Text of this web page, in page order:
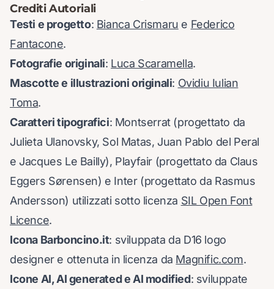
Crediti Autoriali
Testi e progetto: Bianca Crismaru e Federico
Fantacone.
Fotografie originali: Luca Scaramella.
Mascotte e illustrazioni originali: Ovidiu Iulian
Toma.
Caratteri tipografici: Montserrat (progettato da
Julieta Ulanovsky, Sol Matas, Juan Pablo del Peral
e Jacques Le Bailly), Playfair (progettato da Claus
Eggers Sørensen) e Inter (progettato da Rasmus
Andersson) utilizzati sotto licenza SIL Open Font
Licence.
Icona Barboncino.it: sviluppata da D16 logo
designer e ottenuta in licenza da Magnific.com.
Icone AI, AI generated e AI modified: sviluppate